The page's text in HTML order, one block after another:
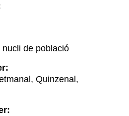
de població
Quinzenal,